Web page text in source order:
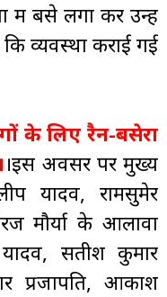
में बसे लगा कर उन्हें
व्यवस्था कराई गई
के लिए रैन-बसेरा
।इस अवसर पर मुख्य
यादव, रामसुमेर
मौर्या के आलावा
सतीश कुमार
प्रजापति, आकाश